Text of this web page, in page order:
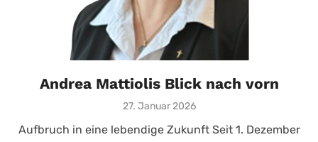
Andrea Mattiolis Blick nach vorn
Posted
27. Januar 2026
Aufbruch in eine lebendige Zukunft Seit 1. Dezember